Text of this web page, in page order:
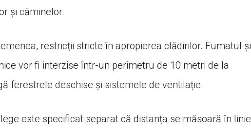
și căminelor.
restricții stricte în apropierea clădirilor. Fumatul și
vor fi interzise într-un perimetru de 10 metri de la
ferestrele deschise și sistemele de ventilație.
este specificat separat că distanța se măsoară în linie